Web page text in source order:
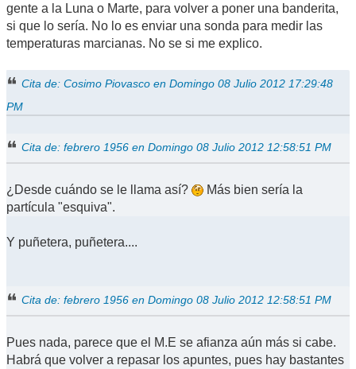
gente a la Luna o Marte, para volver a poner una banderita,
si que lo sería. No lo es enviar una sonda para medir las
temperaturas marcianas. No se si me explico.
Cita de: Cosimo Piovasco en Domingo 08 Julio 2012 17:29:48
PM
Cita de: febrero 1956 en Domingo 08 Julio 2012 12:58:51 PM
¿Desde cuándo se le llama así?
Más bien sería la
partícula "esquiva".
Y puñetera, puñetera....
Cita de: febrero 1956 en Domingo 08 Julio 2012 12:58:51 PM
Pues nada, parece que el M.E se afianza aún más si cabe.
Habrá que volver a repasar los apuntes, pues hay bastantes